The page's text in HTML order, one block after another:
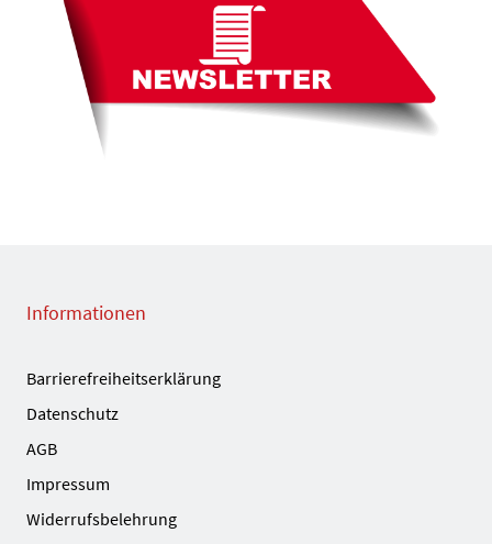
Informationen
Barrierefreiheitserklärung
Datenschutz
AGB
Impressum
Widerrufsbelehrung